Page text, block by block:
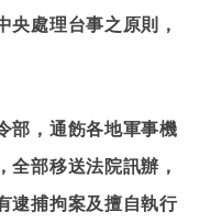
央處理台事之原則，
部，通飭各地軍事機
全部移送法院訊辦，
逮捕拘案及擅自執行